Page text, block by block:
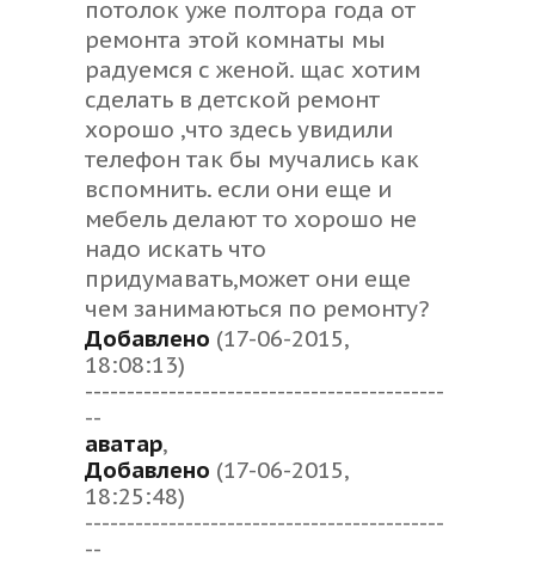
нормально, но зато на мебели
выйграли, да и стены с
потолком нам так идеально
выровнили, что теперь хоть
самим можно в будущем
делать косметический ремонт.
Если вам интересно то вот их
телефон 89505138864.
потолок уже полтора года от
ремонта этой комнаты мы
радуемся с женой. щас хотим
сделать в детской ремонт
хорошо ,что здесь увидили
телефон так бы мучались как
вспомнить. если они еще и
мебель делают то хорошо не
надо искать что
придумавать,может они еще
чем занимаються по ремонту?
Добавлено (17-06-2015,
18:08:13)
-------------------------------------------
--
аватар,
Добавлено (17-06-2015,
18:25:48)
-------------------------------------------
--